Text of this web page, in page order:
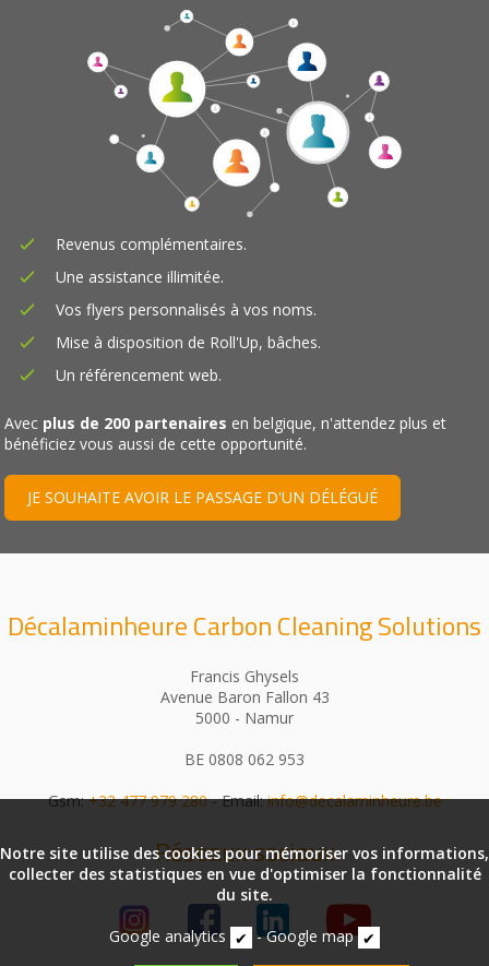
Revenus complémentaires.
Une assistance illimitée.
Vos flyers personnalisés à vos noms.
Mise à disposition de Roll'Up, bâches.
Un référencement web.
Avec plus de 200 partenaires en belgique, n'attendez plus et
bénéficiez vous aussi de cette opportunité.
JE SOUHAITE AVOIR LE PASSAGE D'UN DÉLÉGUÉ
Décalaminheure Carbon Cleaning Solutions
Francis Ghysels
Avenue Baron Fallon 43
5000 - Namur
BE 0808 062 953
Gsm:+32 477 979 280- Email:info@decalaminheure.be
Réseaux sociaux
Notre site utilise des cookies pour mémoriser vos informations,
collecter des statistiques en vue d'optimiser la fonctionnalité
du site.
Google analytics
-Google map